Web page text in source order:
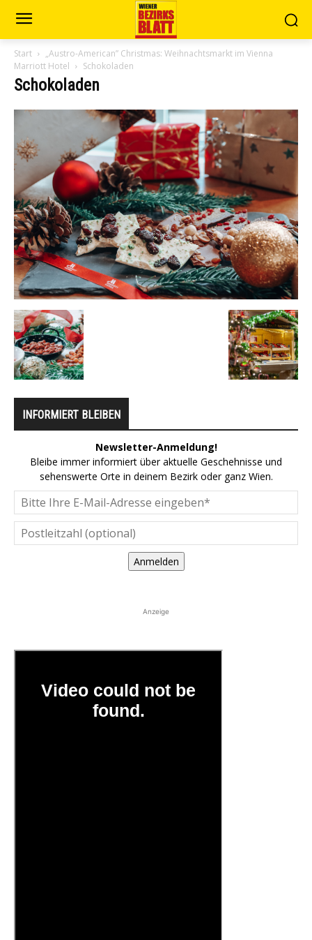
Start
„Austro-American” Christmas: Weihnachtsmarkt im Vienna
Marriott Hotel
Schokoladen
Schokoladen
INFORMIERT BLEIBEN
Newsletter-Anmeldung!
Bleibe immer informiert über aktuelle Geschehnisse und
sehenswerte Orte in deinem Bezirk oder ganz Wien.
Anmelden
Anzeige